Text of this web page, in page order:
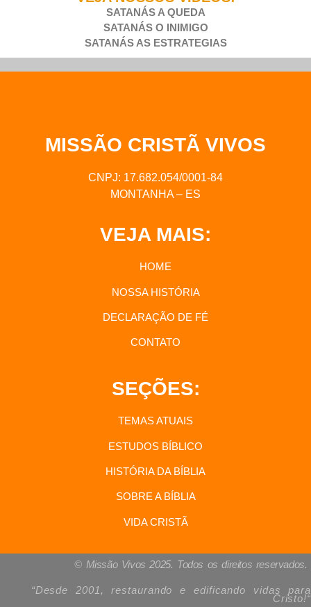
SATANÁS A QUEDA
SATANÁS O INIMIGO
SATANÁS AS ESTRATEGIAS
MISSÃO CRISTÃ VIVOS
CNPJ: 17.682.054/0001-84
MONTANHA – ES
VEJA MAIS:
HOME
NOSSA HISTÓRIA
DECLARAÇÃO DE FÉ
CONTATO
SEÇÕES:
TEMAS ATUAIS
ESTUDOS BÍBLICO
HISTÓRIA DA BÍBLIA
SOBRE A BÍBLIA
VIDA CRISTÃ
© Missão Vivos 2025. Todos os direitos reservados.
“Desde 2001, restaurando e edificando vidas para
Cristo!“